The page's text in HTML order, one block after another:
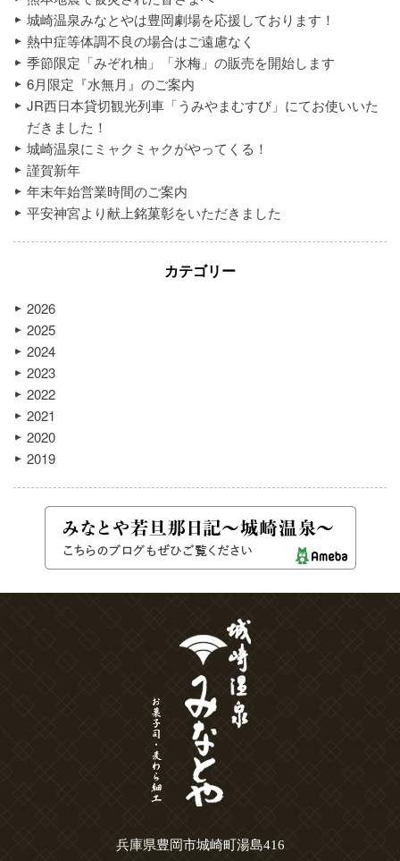
城崎温泉みなとやは豊岡劇場を応援しております！
熱中症等体調不良の場合はご遠慮なく
季節限定「みぞれ柚」「氷梅」の販売を開始します
6月限定『水無月』のご案内
JR西日本貸切観光列車「うみやまむすび」にてお使いいた
だきました！
城崎温泉にミャクミャクがやってくる！
謹賀新年
年末年始営業時間のご案内
平安神宮より献上銘菓彰をいただきました
カテゴリー
2026
2025
2024
2023
2022
2021
2020
2019
兵庫県豊岡市城崎町湯島416